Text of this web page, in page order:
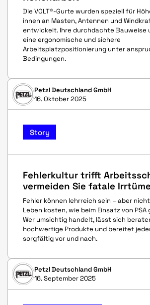
Die VOLT®-Gurte wurden speziell für
innen an Masten, Antennen und
entwickelt. Ihre durchdachte
eine ergonomische und sichere
Arbeitsplatzpositionierung unter
Bedingungen.
Petzl Deutschland GmbH
16. Oktober 2025
Story
Fehlerkultur trifft
vermeiden Sie fatale
Fehler können lehrreich sein – aber
Leben kosten, wie beim Einsatz von PSA
Wer umsichtig handelt, lässt sich
hochwertige Produkte und bereitet
sorgfältig vor und nach.
Petzl Deutschland GmbH
16. September 2025